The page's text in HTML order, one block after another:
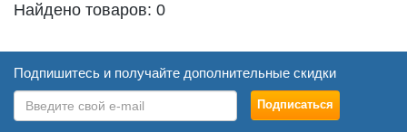
Найдено товаров: 0
Подпишитесь и получайте дополнительные скидки